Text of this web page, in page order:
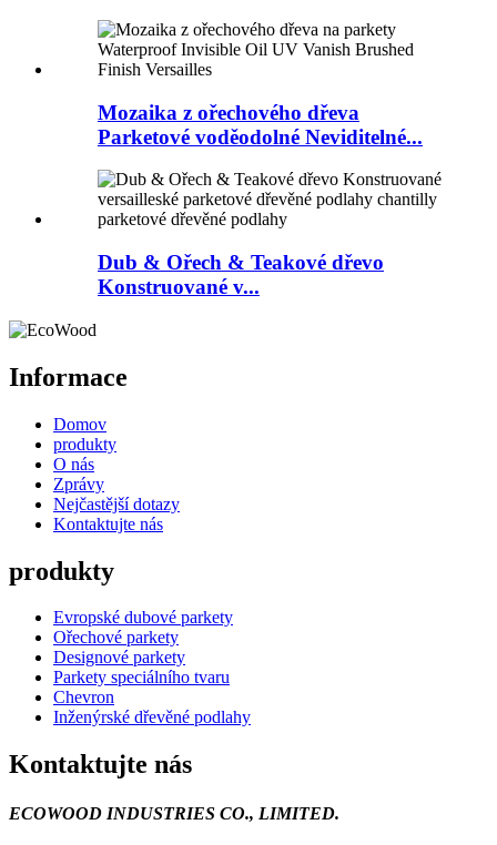
Mozaika z ořechového dřeva
Parketové voděodolné Neviditelné...
Dub & Ořech & Teakové dřevo
Konstruované v...
Informace
Domov
produkty
O nás
Zprávy
Nejčastější dotazy
Kontaktujte nás
produkty
Evropské dubové parkety
Ořechové parkety
Designové parkety
Parkety speciálního tvaru
Chevron
Inženýrské dřevěné podlahy
Kontaktujte nás
ECOWOOD INDUSTRIES CO., LIMITED.